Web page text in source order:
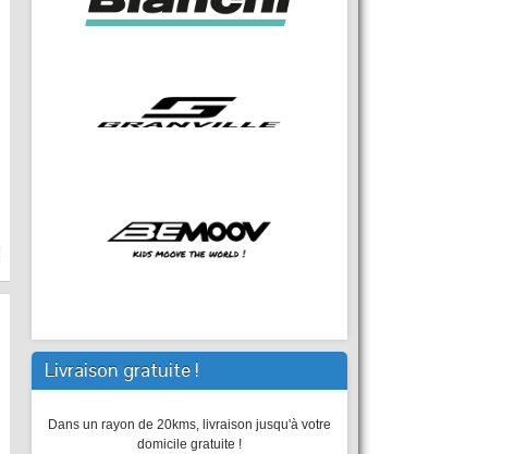
Livraison gratuite !
Dans un rayon de 20kms, livraison jusqu'à votre
domicile gratuite !